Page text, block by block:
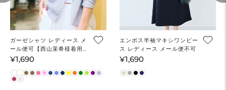
ガーゼシャツ レディース メ
ール便可【西山茉希様着用】
mrb
通
常
価
¥1,690
エンボス半袖マキシワンピー
ス レディース メール便不可
通
常
¥1,690